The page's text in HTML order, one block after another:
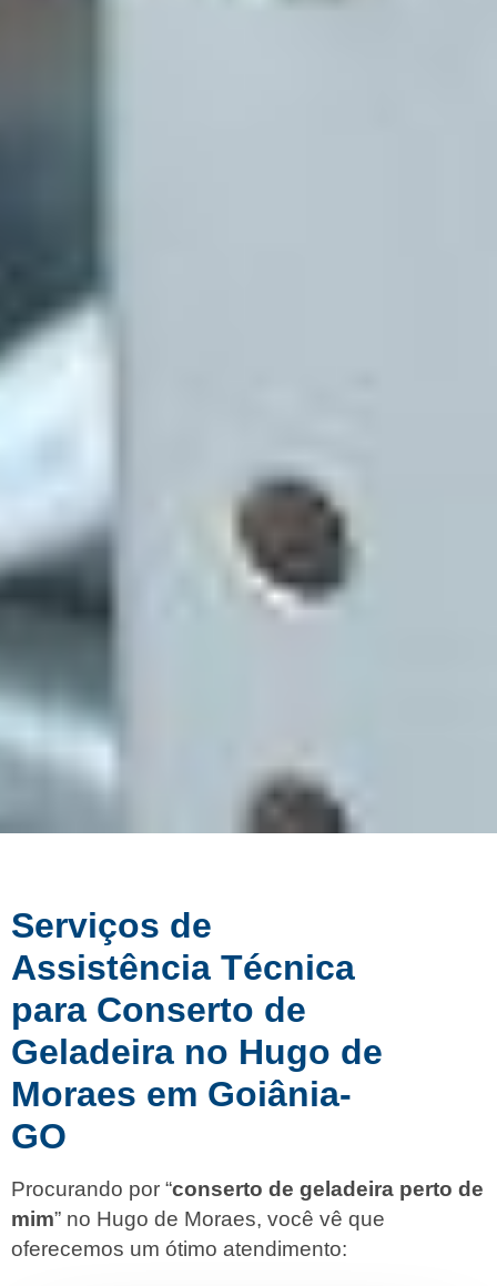
Serviços de
Assistência Técnica
para Conserto de
Geladeira no Hugo de
Moraes em Goiânia-
GO
Procurando por “conserto de geladeira perto de
mim” no Hugo de Moraes, você vê que
oferecemos um ótimo atendimento: